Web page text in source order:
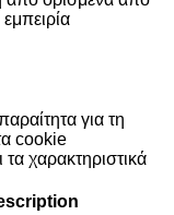
για τη
cookie
τα χαρακτηριστικά